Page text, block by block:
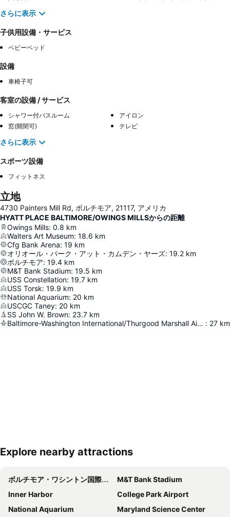
さらに表示
子供用設備・サービス
ベビーベッド
設備
車椅子可
客室の設備 / サービス
シャワー付バスルーム
アイロン
窓(開閉可)
テレビ
さらに表示
スポーツ設備
フィットネス
立地
4730 Painters Mill Rd, ボルチモア, 21117, アメリカ
HYATT PLACE BALTIMORE/OWINGS MILLSからの距離
Owings Mills: 0.8 km
Walters Art Museum: 18.6 km
Cfg Bank Arena: 19 km
オリオール・パーク・アット・カムデン・ヤーズ: 19.2 km
ボルチモア: 19.4 km
M&T Bank Stadium: 19.5 km
USS Constellation: 19.7 km
USS Torsk: 19.9 km
National Aquarium: 20 km
USCGC Taney: 20 km
SS John W. Brown: 23.7 km
Baltimore-Washington International/Thurgood Marshall Airport : 27 km
地図を拡大
Explore nearby attractions
ボルチモア・ワシントン国際空港
M&T Bank Stadium
Inner Harbor
College Park Airport
National Aquarium
Maryland Science Center